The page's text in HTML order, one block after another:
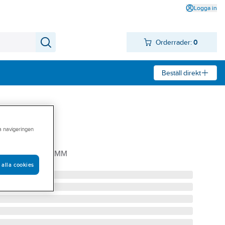
Logga in
Orderrader: 0
Beställ direkt
65 Z 48,0X63,5MM
navigeringen
alla cookies